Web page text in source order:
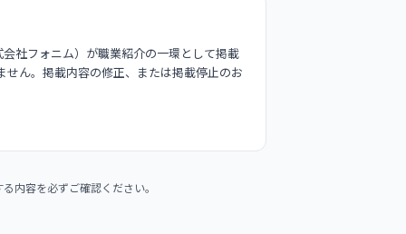
社フォニム）が職業紹介の一環として掲載
ん。掲載内容の修正、または掲載停止のお
内容を必ずご確認ください。